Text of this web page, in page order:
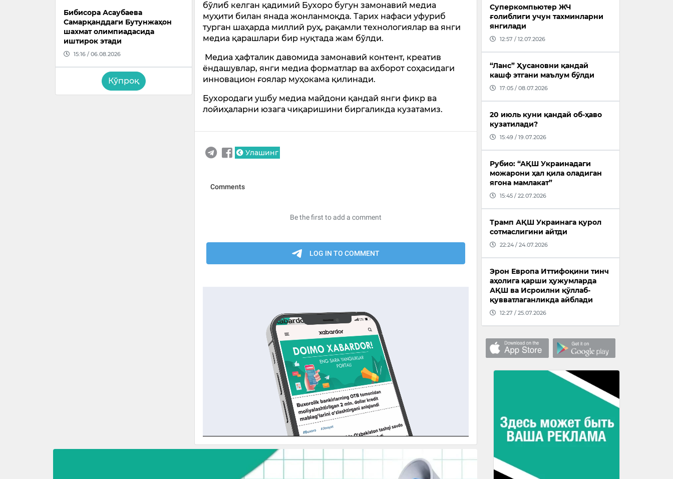
Бибисора Асаубаева
Самарқанддаги Бутунжаҳон
шахмат олимпиадасида
иштирок этади
15:16 / 06.08.2026
Кўпроқ
бўлиб келган қадимий Бухоро бугун замонавий медиа
муҳити билан янада жонланмоқда. Тарих нафаси уфуриб
турган шаҳарда миллий руҳ, рақамли технологиялар ва янги
медиа қарашлари бир нуқтада жам бўлди.
Медиа ҳафталик давомида замонавий контент, креатив
ёндашувлар, янги медиа форматлар ва ахборот соҳасидаги
инновацион ғоялар муҳокама қилинади.
Бухородаги ушбу медиа майдони қандай янги фикр ва
лойиҳаларни юзага чиқаришини биргаликда кузатамиз.
Улашинг
Суперкомпьютер ЖЧ
ғолиблиги учун тахминларни
янгилади
12:57 / 12.07.2026
“Ланс” Ҳусановни қандай
кашф этгани маълум бўлди
17:05 / 08.07.2026
20 июль куни қандай об-ҳаво
кузатилади?
15:49 / 19.07.2026
Рубио: “АҚШ Украинадаги
можарони ҳал қила оладиган
ягона мамлакат”
15:45 / 22.07.2026
Трамп АҚШ Украинага қурол
сотмаслигини айтди
22:24 / 24.07.2026
Эрон Европа Иттифоқини тинч
аҳолига қарши ҳужумларда
АҚШ ва Исроилни қўллаб-
қувватлаганликда айблади
12:27 / 25.07.2026